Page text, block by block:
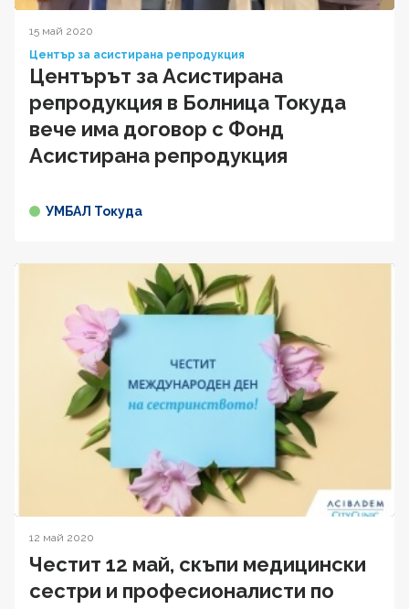
15 май 2020
Център за асистирана репродукция
Центърът за Асистирана
репродукция в Болница Токуда
вече има договор с Фонд
Асистирана репродукция
УМБАЛ Токуда
12 май 2020
Честит 12 май, скъпи медицински
сестри и професионалисти по